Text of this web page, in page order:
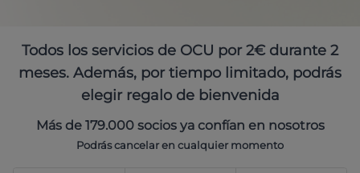
Todos los servicios de OCU por 2€ durante 2
meses. Además, por tiempo limitado, podrás
elegir regalo de bienvenida
Más de 179.000 socios ya confían en nosotros
Podrás cancelar en cualquier momento